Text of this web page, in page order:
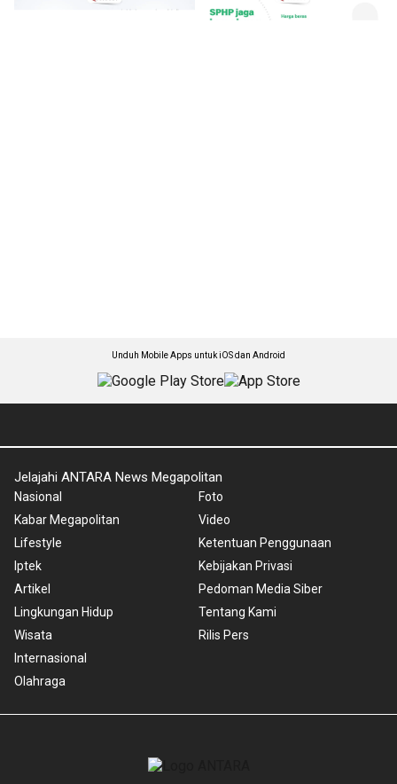
Unduh Mobile Apps untuk iOS dan Android
Jelajahi ANTARA News Megapolitan
Nasional
Kabar Megapolitan
Lifestyle
Iptek
Artikel
Lingkungan Hidup
Wisata
Internasional
Olahraga
Foto
Video
Ketentuan Penggunaan
Kebijakan Privasi
Pedoman Media Siber
Tentang Kami
Rilis Pers